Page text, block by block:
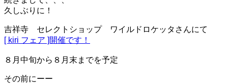
り
替
え
る
久しぶりに！
吉祥寺 セレクトショップ ワイルドロケッタさんにて
[ kiri フェア ]開催です！
８月中旬から８月末までを予定
その前にーー